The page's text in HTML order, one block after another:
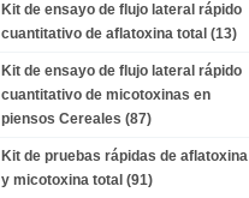
Kit de ensayo de flujo lateral rápido
cuantitativo de aflatoxina total (13)
Kit de ensayo de flujo lateral rápido
cuantitativo de micotoxinas en
piensos Cereales (87)
Kit de pruebas rápidas de aflatoxina
y micotoxina total (91)